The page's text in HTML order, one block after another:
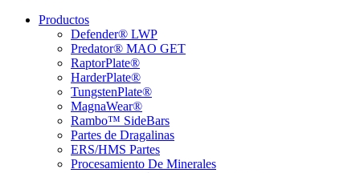
Productos
Defender® LWP
Predator® MAO GET
RaptorPlate®
HarderPlate®
TungstenPlate®
MagnaWear®
Rambo™ SideBars
Partes de Dragalinas
ERS/HMS Partes
Procesamiento De Minerales